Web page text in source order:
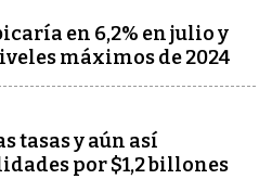
en 6,2% en julio y
máximos de 2024
tasas y aún así
por $1,2 billones